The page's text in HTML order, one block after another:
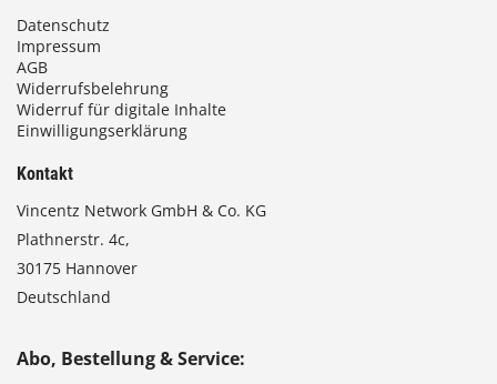
Datenschutz
Impressum
AGB
Widerrufsbelehrung
Widerruf für digitale Inhalte
Einwilligungserklärung
Kontakt
Vincentz Network GmbH & Co. KG
Plathnerstr. 4c,
30175 Hannover
Deutschland
Abo, Bestellung & Service: